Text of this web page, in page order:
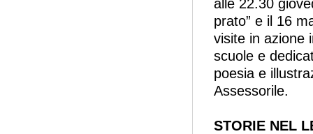
alle 22.30
prato” e il 16
visite in azione
scuole e
poesia e
Assessorile.
STORIE NEL